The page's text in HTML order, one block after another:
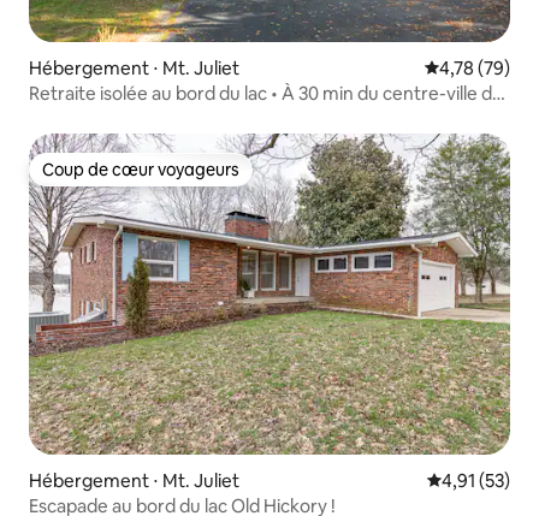
Hébergement ⋅ Mt. Juliet Évaluation
4,78 (79)
Retraite isolée au bord du lac • À 30 min du centre-ville de
Coup de cœur voyageurs
Coup de cœur voyageurs
Hébergement ⋅ Mt. Juliet Évaluation
4,91 (53)
Escapade au bord du lac Old Hickory !